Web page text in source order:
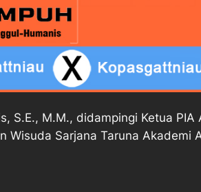
S.E., M.M., didampingi Ketua
Wisuda Sarjana Taruna Akademi